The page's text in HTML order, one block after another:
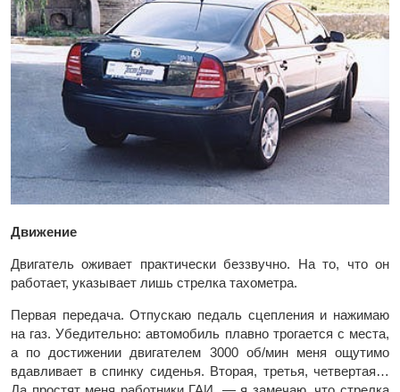
Движение
Двигатель оживает практически беззвучно. На то, что он
работает, указывает лишь стрелка тахометра.
Первая передача. Отпускаю педаль сцепления и нажимаю
на газ. Убедительно: автомобиль плавно трогается с места,
а по достижении двигателем 3000 об/мин меня ощутимо
вдавливает в спинку сиденья. Вторая, третья, четвертая…